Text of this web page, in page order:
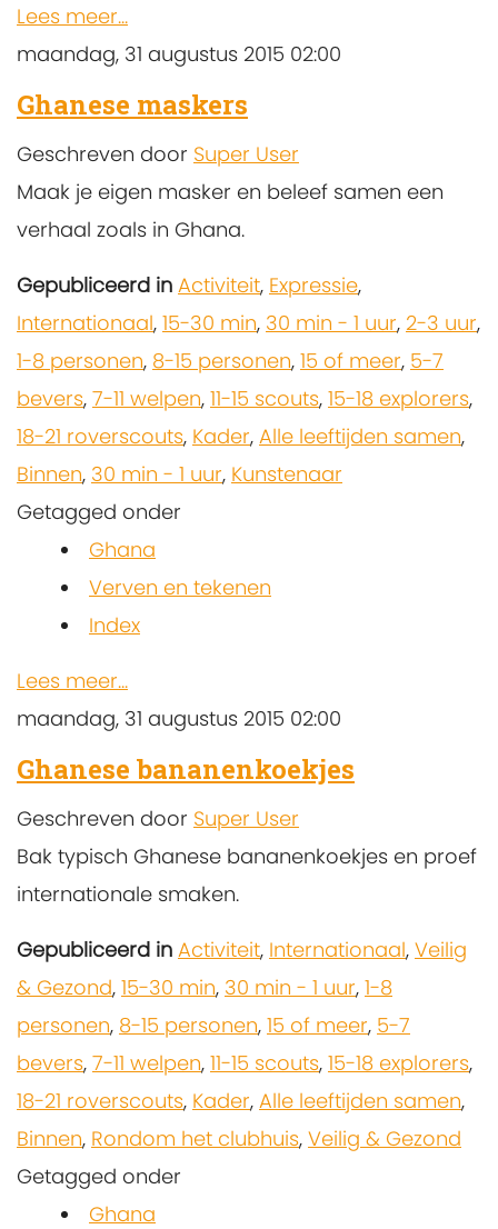
Lees meer...
maandag, 31 augustus 2015 02:00
Ghanese maskers
Geschreven door Super User
Maak je eigen masker en beleef samen een
verhaal zoals in Ghana.
Gepubliceerd in Activiteit, Expressie,
Internationaal, 15-30 min, 30 min - 1 uur, 2-3 uur,
1-8 personen, 8-15 personen, 15 of meer, 5-7
bevers, 7-11 welpen, 11-15 scouts, 15-18 explorers,
18-21 roverscouts, Kader, Alle leeftijden samen,
Binnen, 30 min - 1 uur, Kunstenaar
Getagged onder
Ghana
Verven en tekenen
Index
Lees meer...
maandag, 31 augustus 2015 02:00
Ghanese bananenkoekjes
Geschreven door Super User
Bak typisch Ghanese bananenkoekjes en proef
internationale smaken.
Gepubliceerd in Activiteit, Internationaal, Veilig
& Gezond, 15-30 min, 30 min - 1 uur, 1-8
personen, 8-15 personen, 15 of meer, 5-7
bevers, 7-11 welpen, 11-15 scouts, 15-18 explorers,
18-21 roverscouts, Kader, Alle leeftijden samen,
Binnen, Rondom het clubhuis, Veilig & Gezond
Getagged onder
Ghana